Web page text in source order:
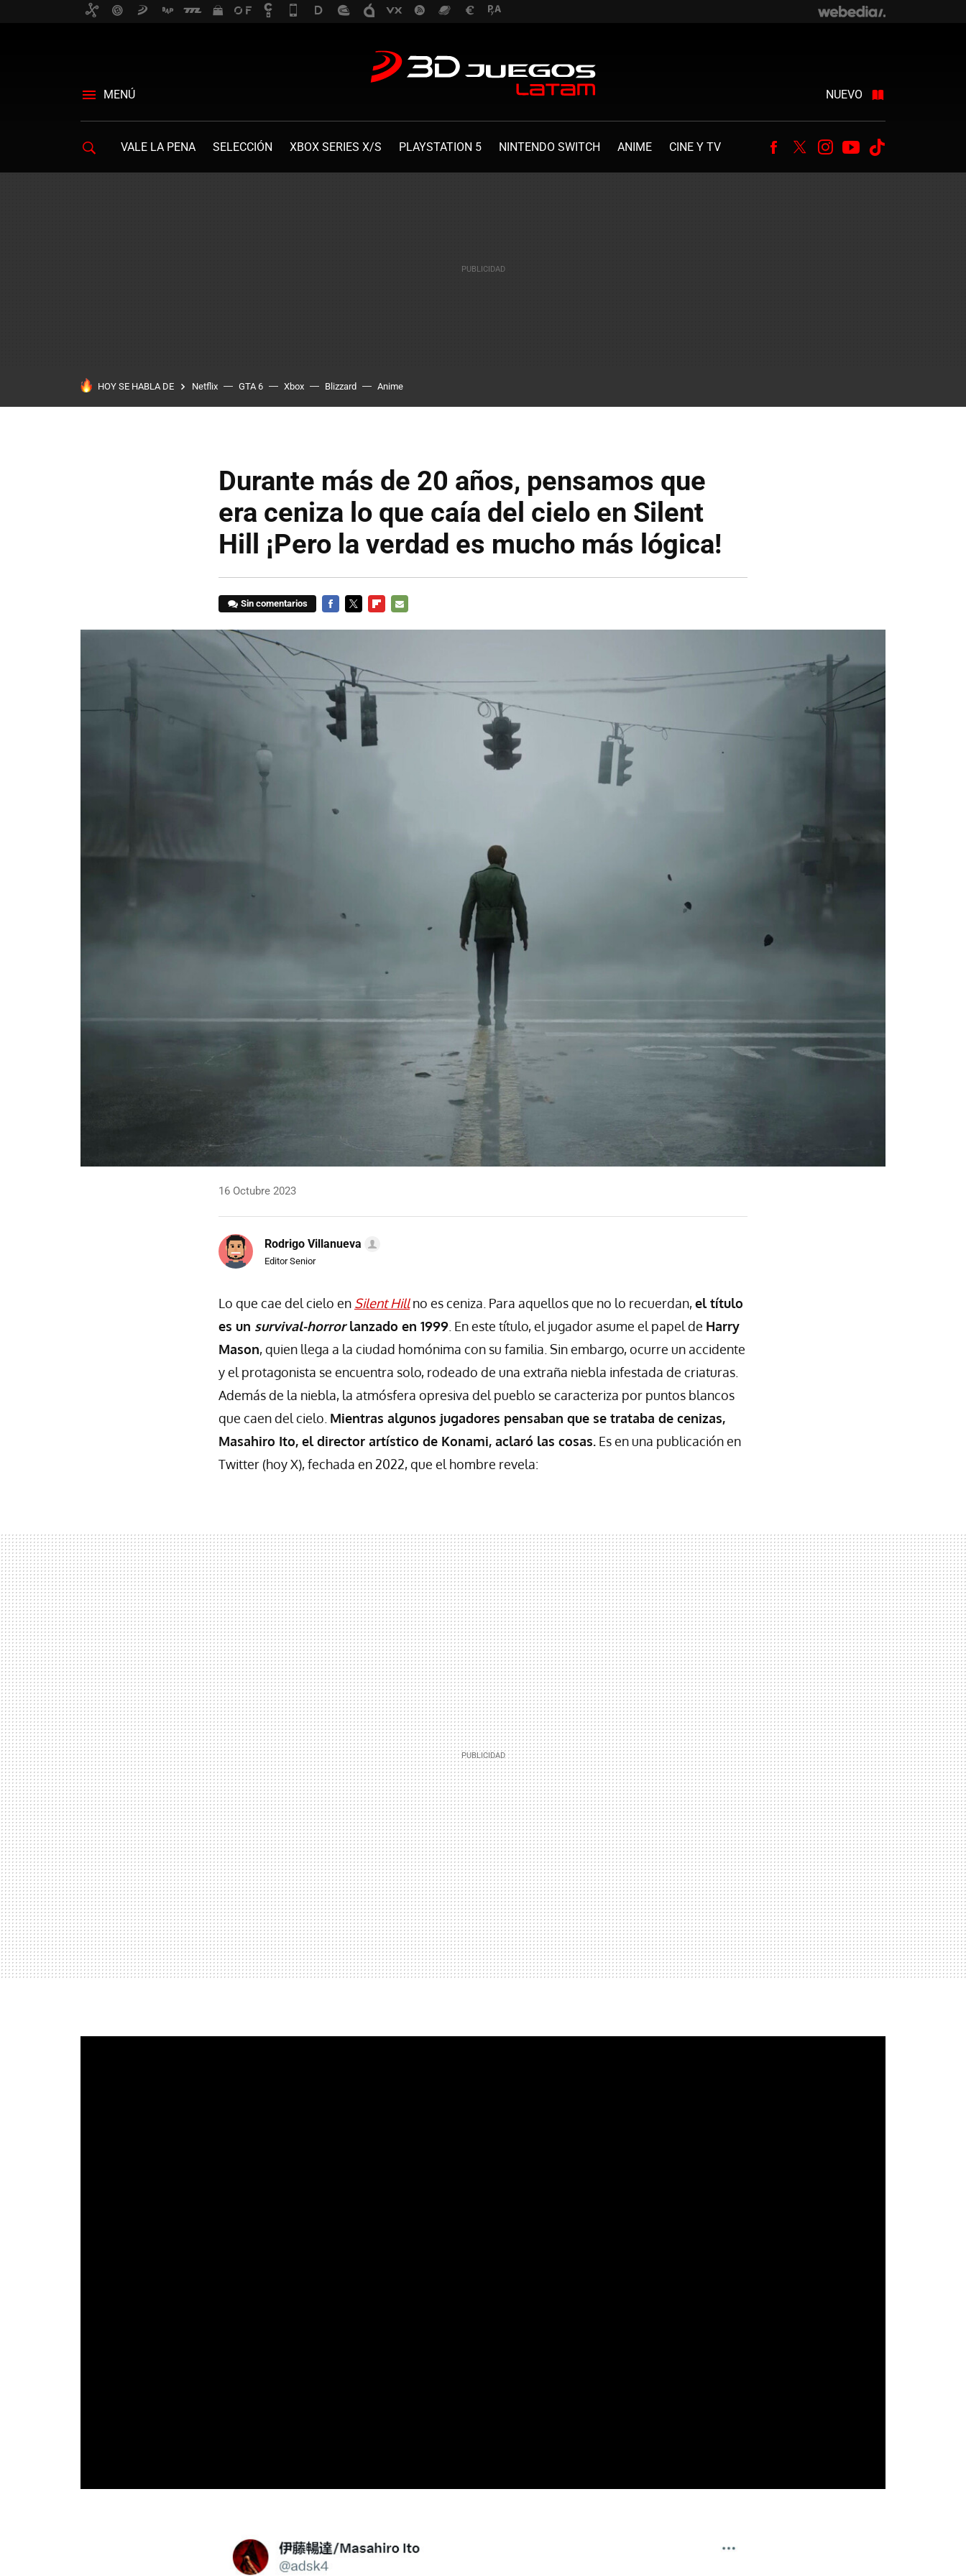
MENÚ NUEVO
VALE LA PENA SELECCIÓN XBOX SERIES X/S PLAYSTATION 5 NINTENDO SWITCH ANIME CINE Y TV Facebook
TwitterInstagram
Youtube
HOY SE HABLA DE Netflix GTA 6 Xbox Blizzard Anime
Durante más de 20 años, pensamos que
era ceniza lo que caía del cielo en Silent
Hill ¡Pero la verdad es mucho más lógica!
Sin comentarios
16 Octubre 2023
Rodrigo Villanueva
Editor Senior
Lo que cae del cielo en Silent Hillno es ceniza. Para aquellos que no lo recuerdan,el título
es un survival-horrorlanzado en 1999 . En este título, el jugador asume el papel de Harry
Mason, quien llega a la ciudad homónima con su familia. Sin embargo, ocurre un accidente
y el protagonista se encuentra solo, rodeado de una extraña niebla infestada de criaturas.
Además de la niebla, la atmósfera opresiva del pueblo se caracteriza por puntos blancos
que caen del cielo. Mientras algunos jugadores pensaban que se trataba de cenizas,
Masahiro Ito, el director artístico de Konami, aclaró las cosas. Es en una publicación en
Twitter (hoy X), fechada en 2022, que el hombre revela: